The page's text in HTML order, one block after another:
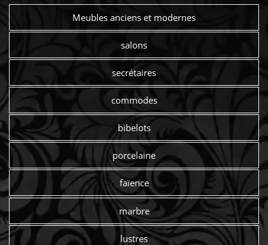
Meubles anciens et modernes
salons
secrétaires
commodes
bibelots
porcelaine
faïence
marbre
lustres